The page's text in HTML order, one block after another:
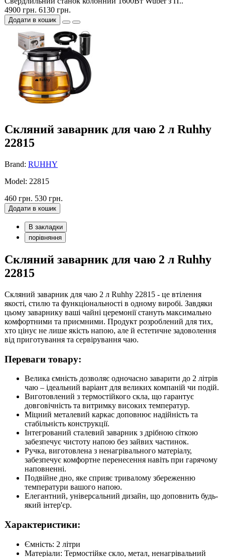
4900 грн. 6130 грн.
Додати в кошик
Скляний заварник для чаю 2 л Ruhhy
22815
Brand: RUHHY
Model: 22815
460 грн. 530 грн.
Додати в кошик
В закладки
порівняння
Скляний заварник для чаю 2 л Ruhhy
22815
Скляний заварник для чаю 2 л Ruhhy 22815 - це втілення
якості, стилю та функціональності в одному виробі. Завдяки
цьому заварнику ваші чайні церемонії стануть максимально
комфортними та приємними. Продукт розроблений для тих,
хто цінує не лише якість напою, але й естетичне задоволення
від приготування та сервірування чаю.
Переваги товару:
Велика ємність дозволяє одночасно заварити до 2 літрів
чаю – ідеальний варіант для великих компаній чи подій.
Виготовлений з термостійкого скла, що гарантує
довговічність та витримку високих температур.
Міцний металевий каркас доповнює надійність та
стабільність конструкції.
Інтегрований сталевий заварник з дрібною сіткою
забезпечує чистоту напою без зайвих частинок.
Ручка, виготовлена з ненагрівального матеріалу,
забезпечує комфортне перенесення навіть при гарячому
наповненні.
Подвійне дно, яке сприяє тривалому збереженню
температури вашого напою.
Елегантний, універсальний дизайн, що доповнить будь-
який інтер'єр.
Характеристики:
Ємність: 2 літри
Матеріали: Термостійке скло, метал, ненагрівальний